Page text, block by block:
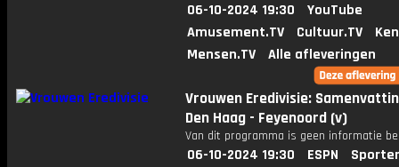
06-10-2024 19:30
YouTube
Amusement.TV
Cultuur.TV
Mensen.TV
Alle afleveringen
Vrouwen Eredivisie:
Den Haag - Feyenoord (v)
Van dit programma is geen informatie
06-10-2024 19:30 ESPN